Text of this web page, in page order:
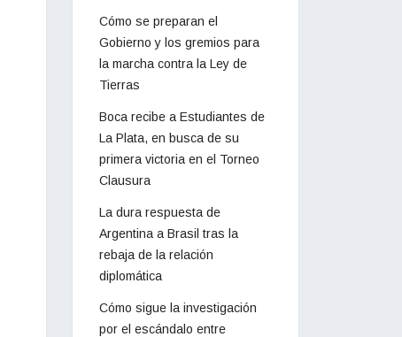
Cómo se preparan el
Gobierno y los gremios para
la marcha contra la Ley de
Tierras
Boca recibe a Estudiantes de
La Plata, en busca de su
primera victoria en el Torneo
Clausura
La dura respuesta de
Argentina a Brasil tras la
rebaja de la relación
diplomática
Cómo sigue la investigación
por el escándalo entre